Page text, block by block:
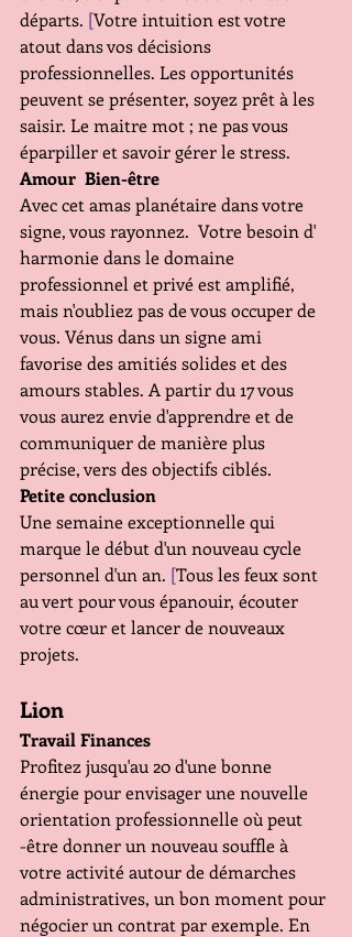
départs. [Votre intuition est votre
atout dans vos décisions
professionnelles. Les opportunités
peuvent se présenter, soyez prêt à les
saisir. Le maitre mot ; ne pas vous
éparpiller et savoir gérer le stress.
Amour  Bien-être
Avec cet amas planétaire dans votre
signe, vous rayonnez.  Votre besoin d'
harmonie dans le domaine
professionnel et privé est amplifié,
mais n'oubliez pas de vous occuper de
vous. Vénus dans un signe ami
favorise des amitiés solides et des
amours stables. A partir du 17 vous
vous aurez envie d'apprendre et de
communiquer de manière plus
précise, vers des objectifs ciblés.
Petite conclusion
Une semaine exceptionnelle qui
marque le début d'un nouveau cycle
personnel d'un an. [Tous les feux sont
au vert pour vous épanouir, écouter
votre cœur et lancer de nouveaux
projets.
Lion
Travail Finances
Profitez jusqu'au 20 d'une bonne
énergie pour envisager une nouvelle
orientation professionnelle où peut
-être donner un nouveau souffle à
votre activité autour de démarches
administratives, un bon moment pour
négocier un contrat par exemple. En